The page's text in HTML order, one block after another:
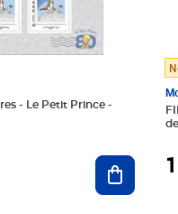
- Le Petit Prince -
Ajouter